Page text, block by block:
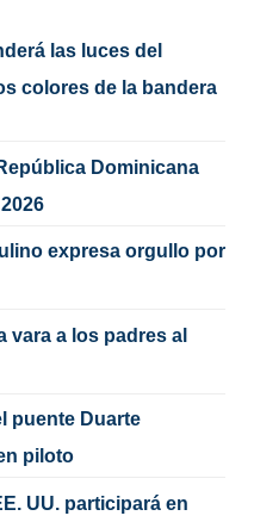
las luces del
colores de la bandera
Dominicana
expresa orgullo por
vara a los padres al
puente Duarte
piloto
UU. participará en